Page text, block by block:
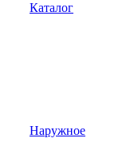
Каталог
Наружное